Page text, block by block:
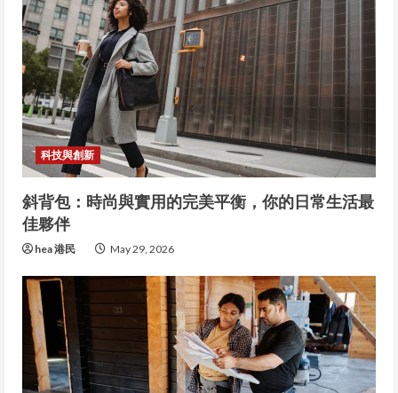
科技與創新
斜背包：時尚與實用的完美平衡，你的日常生活最
佳夥伴
hea 港民 May 29, 2026